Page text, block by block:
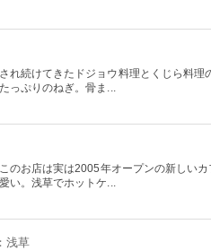
れ続けてきたドジョウ料理とくじら料理
っぷりのねぎ。骨ま...
のお店は実は2005年オープンの新しい
い。浅草でホットケ...
浅草